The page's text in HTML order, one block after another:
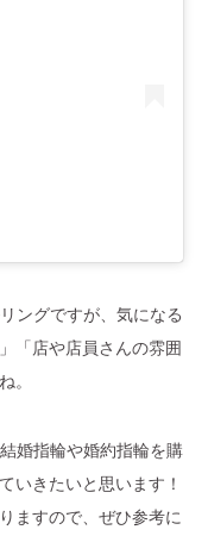
ングですが、気になる
「店や店員さんの雰囲
。
婚指輪や婚約指輪を購
いきたいと思います！
ますので、ぜひ参考に